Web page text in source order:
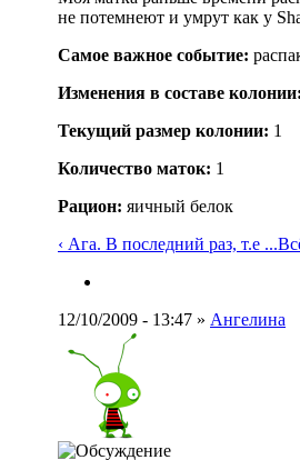
не потемнеют и умрут как у
Самое важное событие:
Изменения в составе
Текущий размер кoлонии: 1
Количество маток: 1
Рацион: яичный белок
‹ Ага. В последний раз, т.е ...
12/10/2009 - 13:47 » Ангелина